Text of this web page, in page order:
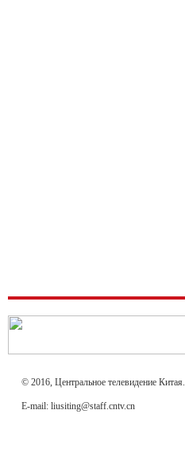
© 2016, Центральное телевидение Китая.
E-mail: liusiting@staff.cntv.cn